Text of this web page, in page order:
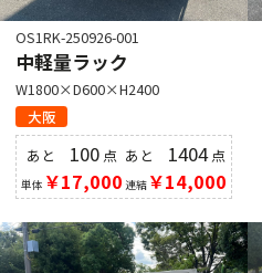
OS1RK-250926-001
中軽量ラック
W1800×D600×H2400
大阪
あと 100 点
単体 ￥17,000
あと 1404点
連結￥14,000